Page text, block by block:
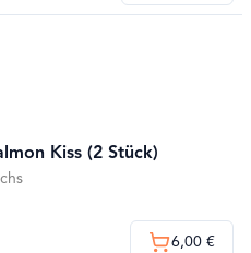
Kiss (2 Stück)
6,00 €